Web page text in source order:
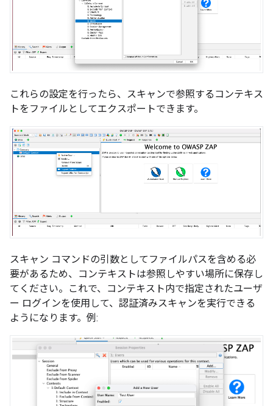
これらの設定を行ったら、スキャンで参照するコンテキス
トをファイルとしてエクスポートできます。
スキャン コマンドの引数としてファイルパスを含める必
要があるため、コンテキストは参照しやすい場所に保存し
てください。これで、コンテキスト内で指定されたユーザ
ー ログインを使用して、認証済みスキャンを実行できる
ようになります。例: